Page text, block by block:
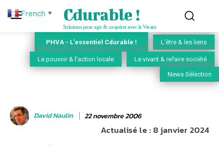
Cdurable !
Solutions pour agir & coopérer avec le Vivant
PHVA - L'essentiel Cdurable ! L'être & les liens
Le pouvoir & l'action locale Le vivant & refaire société
News Sélection
David Naulin 22 novembre 2006
Actualisé le :8 janvier 2024
French ▼